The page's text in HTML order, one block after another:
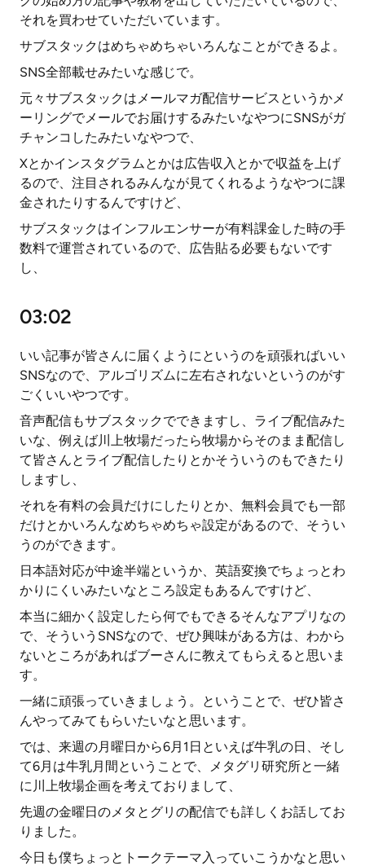
それを買わせていただいています。
サブスタックはめちゃめちゃいろんなことができるよ。
SNS全部載せみたいな感じで。
元々サブスタックはメールマガ配信サービスというかメ
ーリングでメールでお届けするみたいなやつにSNSがガ
チャンコしたみたいなやつで、
Xとかインスタグラムとかは広告収入とかで収益を上げ
るので、注目されるみんなが見てくれるようなやつに課
金されたりするんですけど、
サブスタックはインフルエンサーが有料課金した時の手
数料で運営されているので、広告貼る必要もないです
し、
03:02
いい記事が皆さんに届くようにというのを頑張ればいい
SNSなので、アルゴリズムに左右されないというのがす
ごくいいやつです。
音声配信もサブスタックでできますし、ライブ配信みた
いな、例えば川上牧場だったら牧場からそのまま配信し
て皆さんとライブ配信したりとかそういうのもできたり
しますし、
それを有料の会員だけにしたりとか、無料会員でも一部
だけとかいろんなめちゃめちゃ設定があるので、そうい
うのができます。
日本語対応が中途半端というか、英語変換でちょっとわ
かりにくいみたいなところ設定もあるんですけど、
本当に細かく設定したら何でもできるそんなアプリなの
で、そういうSNSなので、ぜひ興味がある方は、わから
ないところがあればブーさんに教えてもらえると思いま
す。
一緒に頑張っていきましょう。ということで、ぜひ皆さ
んやってみてもらいたいなと思います。
では、来週の月曜日から6月1日といえば牛乳の日、そし
て6月は牛乳月間ということで、メタグリ研究所と一緒
に川上牧場企画を考えておりまして、
先週の金曜日のメタとグリの配信でも詳しくお話してお
りました。
今日も僕ちょっとトークテーマ入っていこうかなと思い